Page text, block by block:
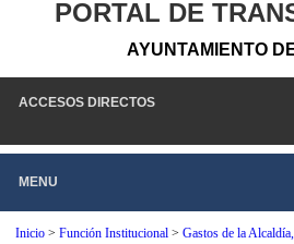
PORTAL DE
AYUNTAMIENTO
ACCESOS DIRECTOS
MENU
Inicio >Función Institucional >Gastos de la